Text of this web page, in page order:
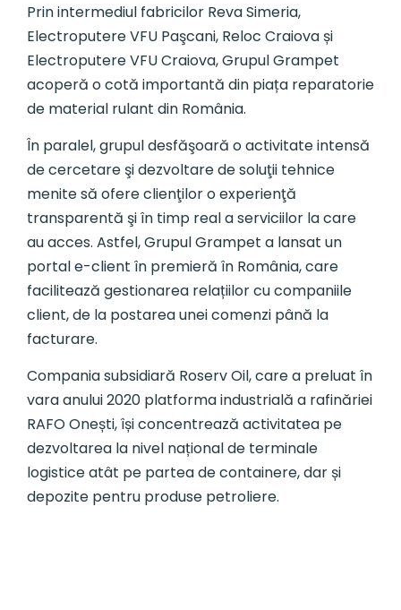
Prin intermediul fabricilor Reva Simeria,
Electroputere VFU Paşcani, Reloc Craiova și
Electroputere VFU Craiova, Grupul Grampet
acoperă o cotă importantă din piața reparatorie
de material rulant din România.
În paralel, grupul desfăşoară o activitate intensă
de cercetare şi dezvoltare de soluţii tehnice
menite să ofere clienţilor o experienţă
transparentă şi în timp real a serviciilor la care
au acces. Astfel, Grupul Grampet a lansat un
portal e-client în premieră în România, care
facilitează gestionarea relațiilor cu companiile
client, de la postarea unei comenzi până la
facturare.
Compania subsidiară Roserv Oil, care a preluat în
vara anului 2020 platforma industrială a rafinăriei
RAFO Onești, își concentrează activitatea pe
dezvoltarea la nivel național de terminale
logistice atât pe partea de containere, dar și
depozite pentru produse petroliere.